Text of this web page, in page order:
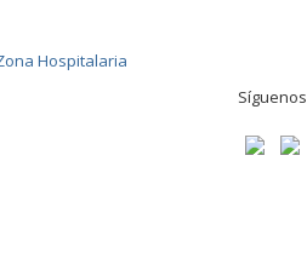
Síguenos